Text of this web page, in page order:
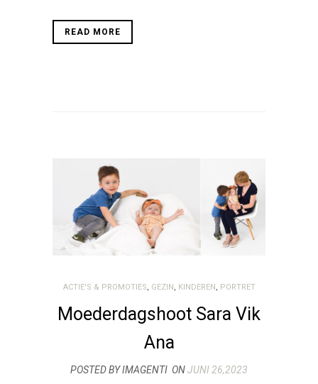
READ MORE
ACTIE'S & PROMOTIES, GEZIN , KINDEREN , PORTRET
Moederdagshoot Sara Vik
Ana
POSTED BY IMAGENTI ONJUNI 26,2023